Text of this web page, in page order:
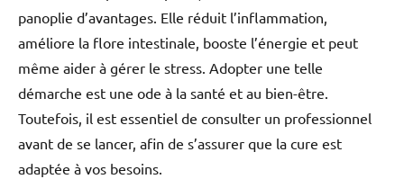
panoplie d’avantages. Elle réduit l’inflammation,
améliore la flore intestinale, booste l’énergie et peut
même aider à gérer le stress. Adopter une telle
démarche est une ode à la santé et au bien-être.
Toutefois, il est essentiel de consulter un professionnel
avant de se lancer, afin de s’assurer que la cure est
adaptée à vos besoins.